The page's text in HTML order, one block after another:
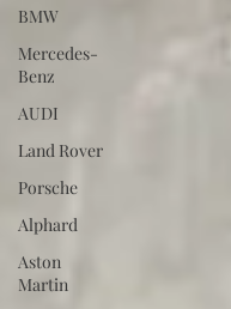
BMW
Mercedes-
Benz
AUDI
Land Rover
Porsche
Alphard
Aston
Martin